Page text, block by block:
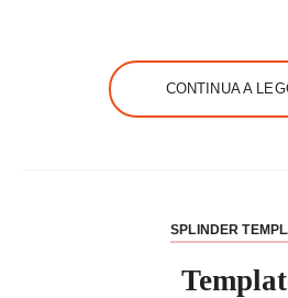
CONTINUA A
SPLINDER